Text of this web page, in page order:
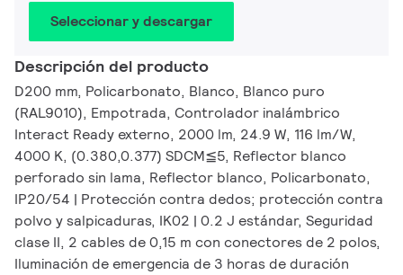
Seleccionar y descargar
Descripción del producto
D200 mm, Policarbonato, Blanco, Blanco puro
(RAL9010), Empotrada, Controlador inalámbrico
Interact Ready externo, 2000 lm, 24.9 W, 116 lm/W,
4000 K, (0.380,0.377) SDCM≦5, Reflector blanco
perforado sin lama, Reflector blanco, Policarbonato,
IP20/54 | Protección contra dedos; protección contra
polvo y salpicaduras, IK02 | 0.2 J estándar, Seguridad
clase II, 2 cables de 0,15 m con conectores de 2 polos,
Iluminación de emergencia de 3 horas de duración